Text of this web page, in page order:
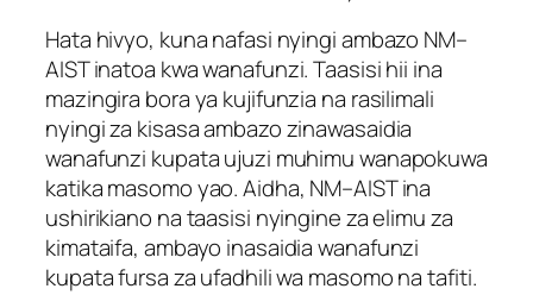
Hata hivyo, kuna nafasi nyingi ambazo NM–
AIST inatoa kwa wanafunzi. Taasisi hii ina
mazingira bora ya kujifunzia na rasilimali
nyingi za kisasa ambazo zinawasaidia
wanafunzi kupata ujuzi muhimu wanapokuwa
katika masomo yao. Aidha, NM–AIST ina
ushirikiano na taasisi nyingine za elimu za
kimataifa, ambayo inasaidia wanafunzi
kupata fursa za ufadhili wa masomo na tafiti.